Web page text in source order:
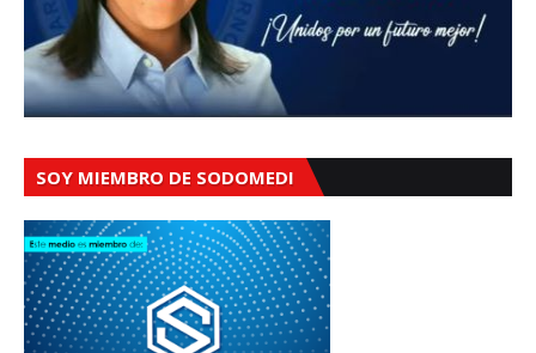
SOY MIEMBRO DE SODOMEDI